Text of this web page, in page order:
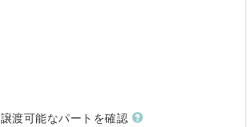
譲渡可能なパートを確認